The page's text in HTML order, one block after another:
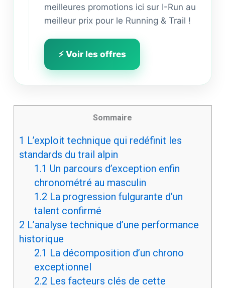
meilleures promotions ici sur I-Run au
meilleur prix pour le Running & Trail !
⚡ Voir les offres
Sommaire
1 L’exploit technique qui redéfinit les
standards du trail alpin
1.1 Un parcours d’exception enfin
chronométré au masculin
1.2 La progression fulgurante d’un
talent confirmé
2 L’analyse technique d’une performance
historique
2.1 La décomposition d’un chrono
exceptionnel
2.2 Les facteurs clés de cette